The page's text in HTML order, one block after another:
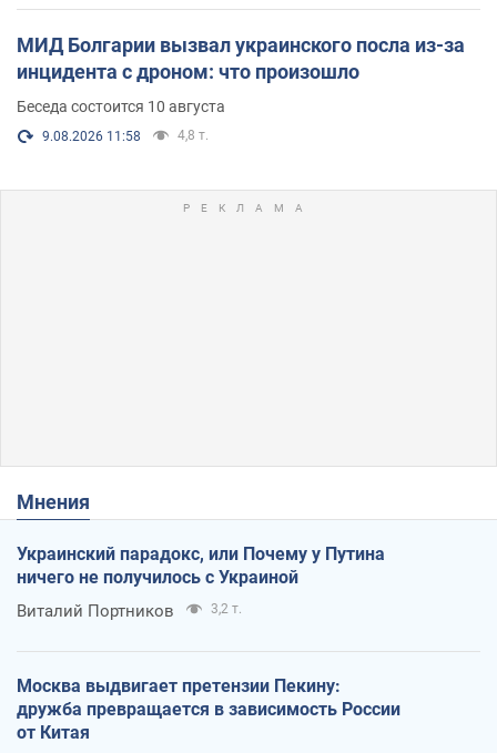
МИД Болгарии вызвал украинского посла из-за
инцидента с дроном: что произошло
Беседа состоится 10 августа
9.08.2026 11:58 4,8 т.
Мнения
Украинский парадокс, или Почему у Путина
ничего не получилось с Украиной
Виталий Портников 3,2 т.
Москва выдвигает претензии Пекину:
дружба превращается в зависимость России
от Китая